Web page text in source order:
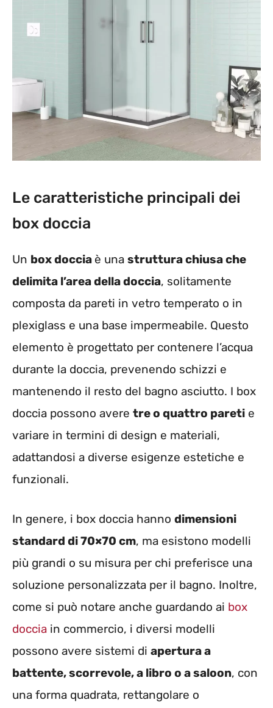
Le caratteristiche principali dei
box doccia
Un box doccia è una struttura chiusa che
delimita l’area della doccia, solitamente
composta da pareti in vetro temperato o in
plexiglass e una base impermeabile. Questo
elemento è progettato per contenere l’acqua
durante la doccia, prevenendo schizzi e
mantenendo il resto del bagno asciutto. I box
doccia possono avere tre o quattro pareti e
variare in termini di design e materiali,
adattandosi a diverse esigenze estetiche e
funzionali.
In genere, i box doccia hanno dimensioni
standard di 70×70 cm, ma esistono modelli
più grandi o su misura per chi preferisce una
soluzione personalizzata per il bagno. Inoltre,
come si può notare anche guardando ai box
doccia in commercio, i diversi modelli
possono avere sistemi di apertura a
battente, scorrevole, a libro o a saloon, con
una forma quadrata, rettangolare o